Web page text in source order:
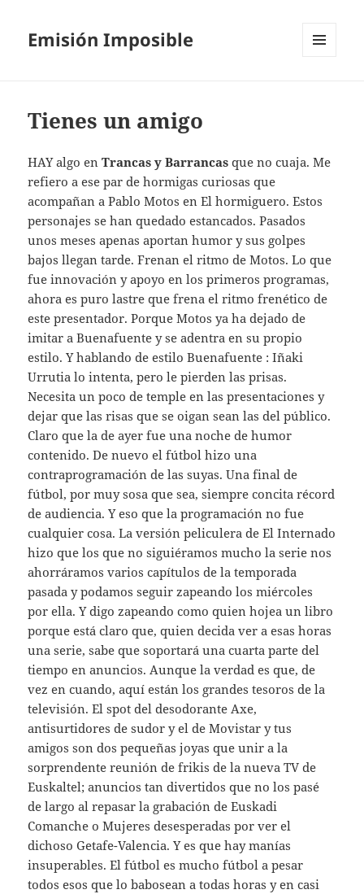
Emisión Imposible
Tienes un amigo
HAY algo enTrancas y Barrancasque no cuaja. Me
refiero a ese par de hormigas curiosas que
acompañan a Pablo Motos en El hormiguero. Estos
personajes se han quedado estancados. Pasados
unos meses apenas aportan humor y sus golpes
bajos llegan tarde. Frenan el ritmo de Motos. Lo que
fue innovación y apoyo en los primeros programas,
ahora es puro lastre que frena el ritmo frenético de
este presentador. Porque Motos ya ha dejado de
imitar a Buenafuente y se adentra en su propio
estilo. Y hablando de estilo Buenafuente : Iñaki
Urrutia lo intenta, pero le pierden las prisas.
Necesita un poco de temple en las presentaciones y
dejar que las risas que se oigan sean las del público.
Claro que la de ayer fue una noche de humor
contenido. De nuevo el fútbol hizo una
contraprogramación de las suyas. Una final de
fútbol, por muy sosa que sea, siempre concita récord
de audiencia. Y eso que la programación no fue
cualquier cosa. La versión peliculera de El Internado
hizo que los que no siguiéramos mucho la serie nos
ahorráramos varios capítulos de la temporada
pasada y podamos seguir zapeando los miércoles
por ella. Y digo zapeando como quien hojea un libro
porque está claro que, quien decida ver a esas horas
una serie, sabe que soportará una cuarta parte del
tiempo en anuncios. Aunque la verdad es que, de
vez en cuando, aquí están los grandes tesoros de la
televisión. El spot del desodorante Axe,
antisurtidores de sudor y el de Movistar y tus
amigos son dos pequeñas joyas que unir a la
sorprendente reunión de frikis de la nueva TV de
Euskaltel; anuncios tan divertidos que no los pasé
de largo al repasar la grabación de Euskadi
Comanche o Mujeres desesperadas por ver el
dichoso Getafe-Valencia. Y es que hay manías
insuperables. El fútbol es mucho fútbol a pesar
todos esos que lo babosean a todas horas y en casi